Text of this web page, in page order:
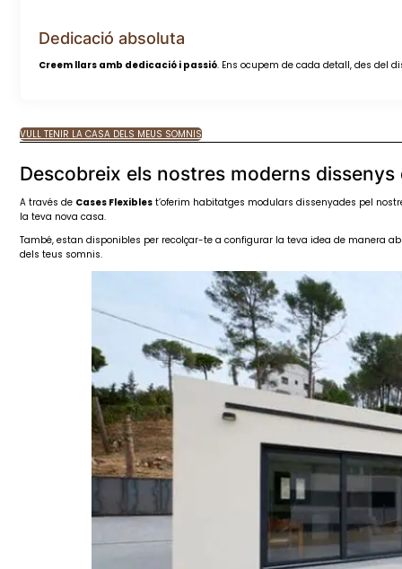
Dedicació absoluta
Creem llars amb dedicació i passió. Ens ocupem de cada detall, des del
VULL TENIR LA CASA DELS MEUS SOMNIS
Descobreix els nostres moderns
A través de Cases Flexiblest’oferim habitatges modulars dissenyades pel
la teva nova casa.
També, estan disponibles per recolçar-te a configurar la teva idea de manera
dels teus somnis.